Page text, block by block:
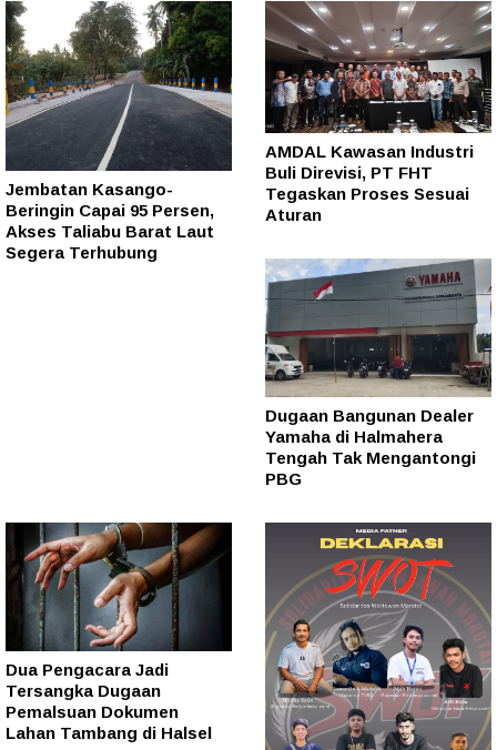
Jembatan Kasango-
Beringin Capai 95 Persen,
Akses Taliabu Barat Laut
Segera Terhubung
AMDAL Kawasan Industri
Buli Direvisi, PT FHT
Tegaskan Proses Sesuai
Aturan
Dugaan Bangunan Dealer
Yamaha di Halmahera
Tengah Tak Mengantongi
PBG
Dua Pengacara Jadi
Tersangka Dugaan
Pemalsuan Dokumen
Lahan Tambang di Halsel